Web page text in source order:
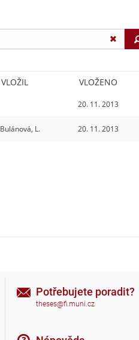
VLOŽIL VLOŽENO
20. 11. 2013
Bulánová, L. 20. 11. 2013
Potřebujete poradit?
theses@fi.muni.cz